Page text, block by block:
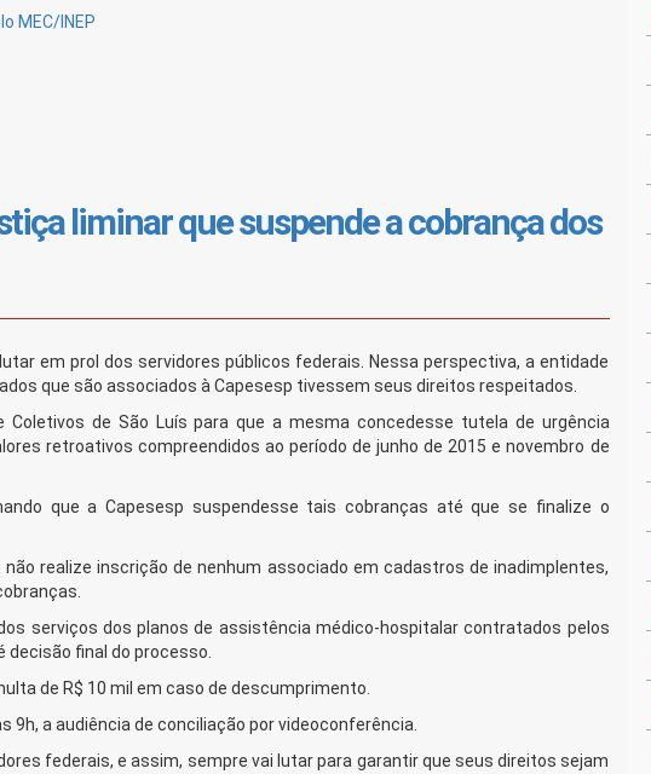
MEC/INEP
liminar que suspende a cobrança dos
em prol dos servidores públicos federais. Nessa perspectiva, a entidade
que são associados à Capesesp tivessem seus direitos respeitados.
de São Luís para que a mesma concedesse tutela de urgência
retroativos compreendidos ao período de junho de 2015 e novembro de
que a Capesesp suspendesse tais cobranças até que se finalize o
realize inscrição de nenhum associado em cadastros de inadimplentes,
serviços dos planos de assistência médico-hospitalar contratados pelos
final do processo.
de R$ 10 mil em caso de descumprimento.
9h, a audiência de conciliação por videoconferência.
federais, e assim, sempre vai lutar para garantir que seus direitos sejam